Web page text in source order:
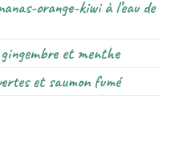
orange-kiwi à l’eau de
et menthe
et saumon fumé